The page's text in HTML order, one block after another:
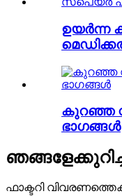
കുറഞ്ഞ
ഭാഗങ്ങൾ
ഫാക്ടറി